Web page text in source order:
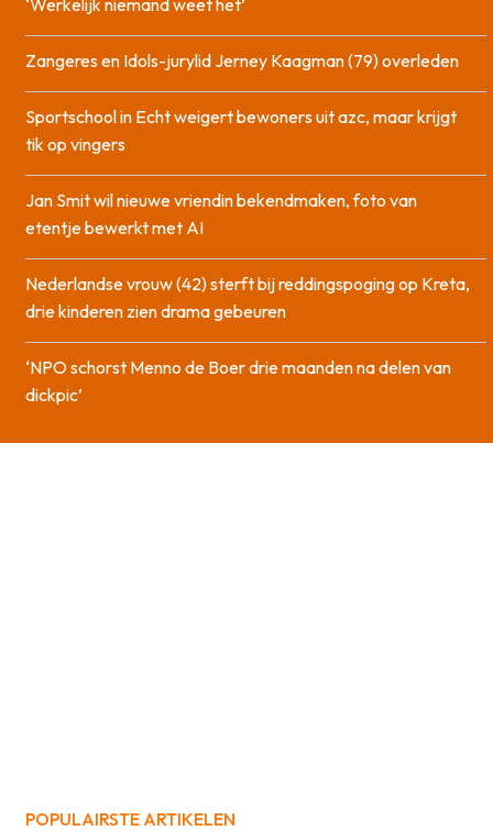
Zangeres en Idols-jurylid Jerney Kaagman (79) overleden
Sportschool in Echt weigert bewoners uit azc, maar krijgt
tik op vingers
Jan Smit wil nieuwe vriendin bekendmaken, foto van
etentje bewerkt met AI
Nederlandse vrouw (42) sterft bij reddingspoging op Kreta,
drie kinderen zien drama gebeuren
‘NPO schorst Menno de Boer drie maanden na delen van
dickpic’
POPULAIRSTE ARTIKELEN